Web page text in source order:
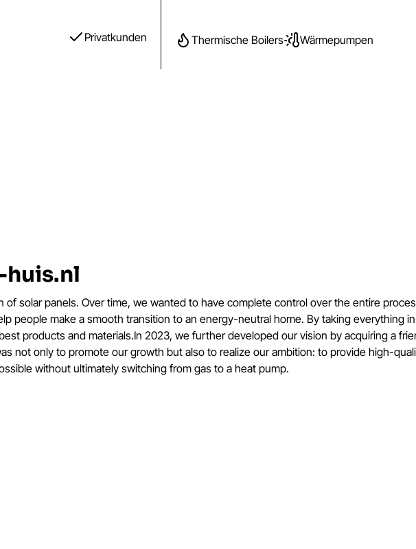
Privatkunden Thermische Boilers Wärmepumpen
of solar panels. Over time, we wanted to have complete control over the entire
people make a smooth transition to an energy-neutral home. By taking everything
products and materials.In 2023, we further developed our vision by acquiring a
not only to promote our growth but also to realize our ambition: to provide high-
without ultimately switching from gas to a heat pump.